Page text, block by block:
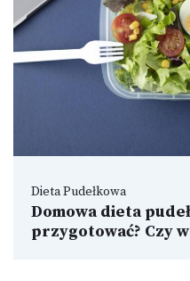
Dieta Pudełkowa
Domowa dieta
przygotować? Czy